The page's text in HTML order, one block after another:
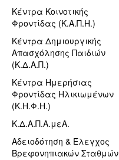
Κέντρα Κοινοτικής
Φροντίδας (Κ.Α.Π.Η.)
Κέντρα Δημιουργικής
Απασχόλησης Παιδιών
(Κ.Δ.Α.Π.)
Κέντρα Ημερήσιας
Φροντίδας Ηλικιωμένων
(Κ.Η.Φ.Η.)
Κ.Δ.Α.Π.Α.μεΑ.
Αδειοδότηση & Έλεγχος
Βρεφονηπιακών Σταθμών